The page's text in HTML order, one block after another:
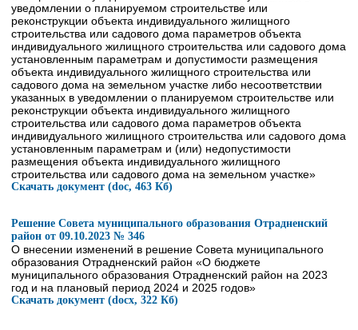
уведомлении о планируемом строительстве или
реконструкции объекта индивидуального жилищного
строительства или садового дома параметров объекта
индивидуального жилищного строительства или садового дома
установленным параметрам и допустимости размещения
объекта индивидуального жилищного строительства или
садового дома на земельном участке либо несоответствии
указанных в уведомлении о планируемом строительстве или
реконструкции объекта индивидуального жилищного
строительства или садового дома параметров объекта
индивидуального жилищного строительства или садового дома
установленным параметрам и (или) недопустимости
размещения объекта индивидуального жилищного
строительства или садового дома на земельном участке»
Скачать документ (doc, 463 Кб)
Решение Совета муниципального образования Отрадненский
район от 09.10.2023 № 346
О внесении изменений в решение Совета муниципального
образования Отрадненский район «О бюджете
муниципального образования Отрадненский район на 2023
год и на плановый период 2024 и 2025 годов»
Скачать документ (docx, 322 Кб)